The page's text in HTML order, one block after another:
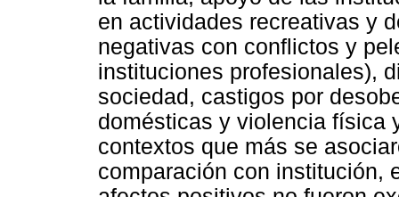
en actividades recreativas y
negativas con conflictos y
instituciones profesionales),
sociedad, castigos por
domésticas y violencia física
contextos que más se
comparación con institución,